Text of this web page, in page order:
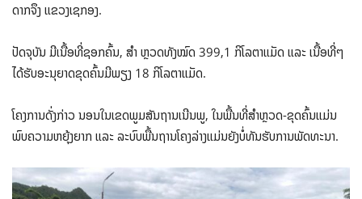
ດາກຈຶງ ແຂວງເຊກອງ.
ປັດຈຸບັນ ມີເນື້ອທີ່ຊອກຄົ້ນ, ສຳ ຫຼວດທັງໝົດ 399,1 ກິໂລຕາແມັດ ແລະ ເນື້ອທີ່ໆ
ໄດ້ຮັບອະນຸຍາດຂຸດຄົ້ນມີພຽງ 18 ກິໂລຕາແມັດ.
ໂຄງການດັ່ງກ່າວ ນອນໃນເຂດພູມສັນຖານເນີນພູ, ໃນພື້ນທີ່ສຳ​ຫຼວດ-ຂຸດ​ຄົ້ນແມ່ນ
ພົບຄວາມຫຍຸ້ງຍາກ ແລະ ລະບົບພື້ນຖານໂຄງລ່າງແມ່ນຍັງບໍ່ທັນຮັບການພັດທະນາ.